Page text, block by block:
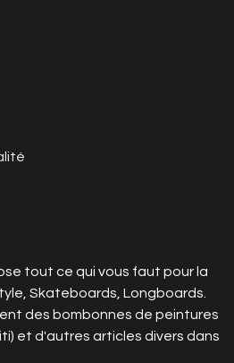
tout ce qui vous faut pour la
Skateboards, Longboards.
des bombonnes de peintures
et d'autres articles divers dans